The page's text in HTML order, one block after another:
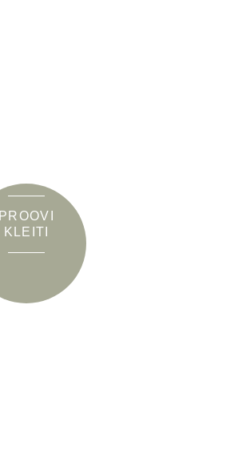
PROOVI
KLEITI